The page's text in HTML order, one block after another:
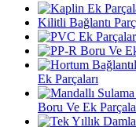
Kilitli Bağlantı
Ek Parçaları
Boru Ve Ek